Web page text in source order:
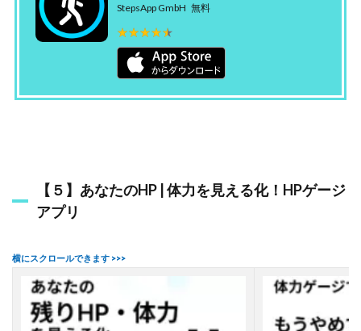
StepsApp GmbH 無料
★★★★★
★★★★★
【５】あなたのHP | 体力を見える化！HPゲージ
アプリ